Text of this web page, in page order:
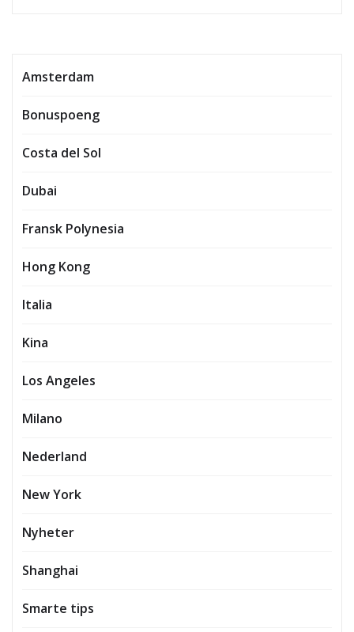
Amsterdam
Bonuspoeng
Costa del Sol
Dubai
Fransk Polynesia
Hong Kong
Italia
Kina
Los Angeles
Milano
Nederland
New York
Nyheter
Shanghai
Smarte tips